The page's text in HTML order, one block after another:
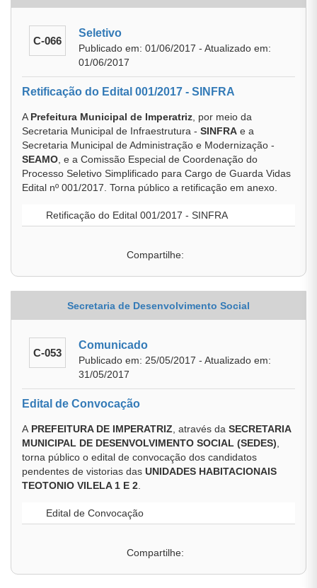
C-066
Seletivo
Publicado em: 01/06/2017 - Atualizado em:
01/06/2017
Retificação do Edital 001/2017 - SINFRA
A Prefeitura Municipal de Imperatriz , por meio da
Secretaria Municipal de Infraestrutura - SINFRA e a
Secretaria Municipal de Administração e Modernização -
SEAMO , e a Comissão Especial de Coordenação do
Processo Seletivo Simplificado para Cargo de Guarda Vidas
Edital nº 001/2017. Torna público a retificação em anexo.
Retificação do Edital 001/2017 - SINFRA
Compartilhe:
Secretaria de Desenvolvimento Social
C-053
Comunicado
Publicado em: 25/05/2017 - Atualizado em:
31/05/2017
Edital de Convocação
A PREFEITURA DE IMPERATRIZ , através da SECRETARIA
MUNICIPAL DE DESENVOLVIMENTO SOCIAL (SEDES)
torna público o edital de convocação dos candidatos
pendentes de vistorias das UNIDADES HABITACIONAIS
TEOTONIO VILELA 1 E 2
Edital de Convocação
Compartilhe: